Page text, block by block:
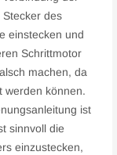
des
einstecken und
Schrittmotor
machen, da
werden können.
ist
sinnvoll die
einzustecken,